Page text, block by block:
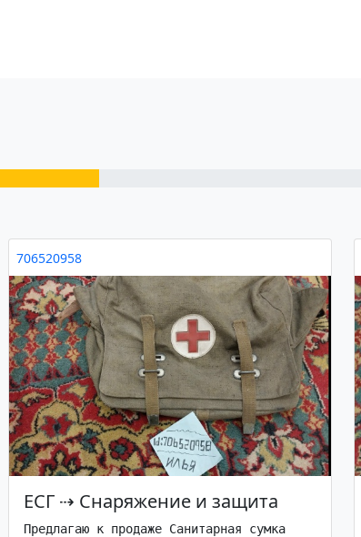
706520958
ЕСГ ⇢ Снаряжение и защита
Предлагаю к продаже Санитарная сумка